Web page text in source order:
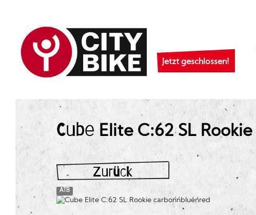
Jetzt geschlossen!
Cube Elite C:62 SL Rookie
Zurück
ATB